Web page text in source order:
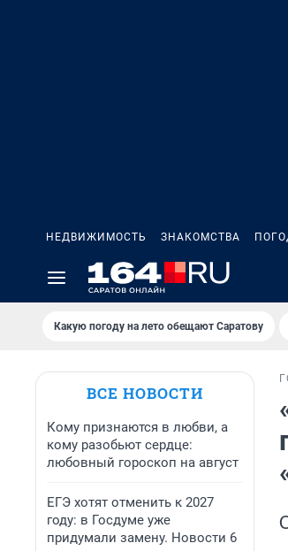
НЕДВИЖИМОСТЬ ЗНАКОМСТВА
Какую погоду на лето обещают Саратову
ВСЕ НОВОСТИ
Кому признаются в любви, а
кому разобьют сердце:
любовный гороскоп на август
ЕГЭ хотят отменить к 2027
году: в Госдуме уже
придумали замену. Новости 6